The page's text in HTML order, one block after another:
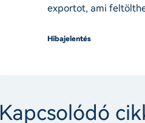
exportot, ami
Hibajelentés
Kapcsolódó